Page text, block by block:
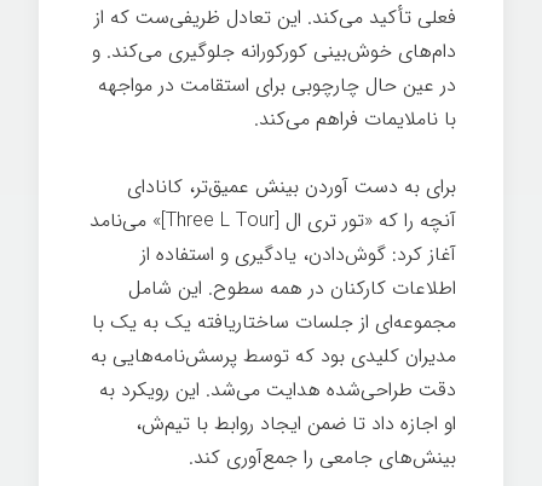
فعلی تأکید می‌کند. این تعادل ظریفی‌ست که از
دام‌های خوش‌بینی کورکورانه جلوگیری می‌کند. و
در عین حال چارچوبی برای استقامت در مواجهه
با ناملایمات فراهم می‌کند.
برای به دست آوردن بینش عمیق‌تر، کانادای
آنچه را که «تور تری ال [Three L Tour]» می‌نامد
آغاز کرد: گوش‌دادن، یادگیری و استفاده از
اطلاعات کارکنان در همه سطوح. این شامل
مجموعه‌ای از جلسات ساختاریافته یک به یک با
مدیران کلیدی بود که توسط پرسش‌نامه‌هایی به
دقت طراحی‌شده هدایت می‌شد. این رویکرد به
او اجازه داد تا ضمن ایجاد روابط با تیم‌ش،
بینش‌های جامعی را جمع‌آوری کند.